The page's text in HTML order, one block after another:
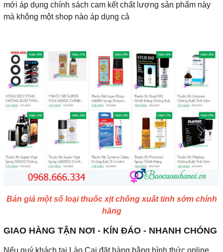
mới áp dụng chính sách cam kết chất lượng sản phẩm này
mà không một shop nào áp dụng cả
Bản giá một số loại thuốc xịt chống xuất tinh sớm chính
hãng
GIAO HÀNG TẬN NƠI - KÍN ĐÁO - NHANH CHÓNG